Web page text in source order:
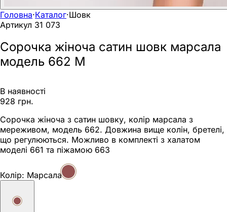
Головна·Каталог·Шовк
Артикул 31 073
Сорочка жіноча сатин шовк марсала
модель 662 M
В наявності
928 грн.
Сорочка жіноча з сатин шовку, колір марсала з
мереживом, модель 662. Довжина вище колін, бретелі,
що регулюються. Можливо в комплекті з халатом
моделі 661 та піжамою 663
Колір: Марсала